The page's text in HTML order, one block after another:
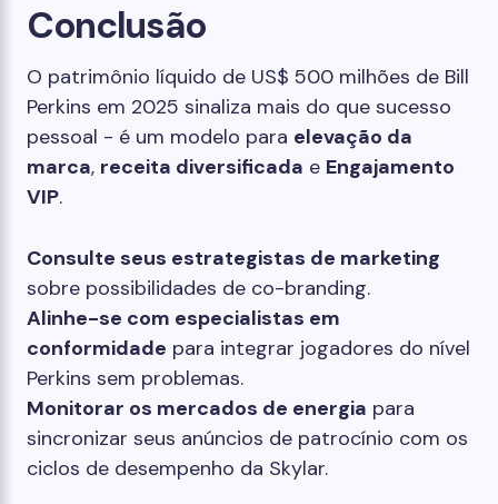
Conclusão
O patrimônio líquido de US$ 500 milhões de Bill
Perkins em 2025 sinaliza mais do que sucesso
pessoal - é um modelo para elevação da
marca, receita diversificada e Engajamento
VIP.
Consulte seus estrategistas de marketing
sobre possibilidades de co-branding.
Alinhe-se com especialistas em
conformidade para integrar jogadores do nível
Perkins sem problemas.
Monitorar os mercados de energia para
sincronizar seus anúncios de patrocínio com os
ciclos de desempenho da Skylar.